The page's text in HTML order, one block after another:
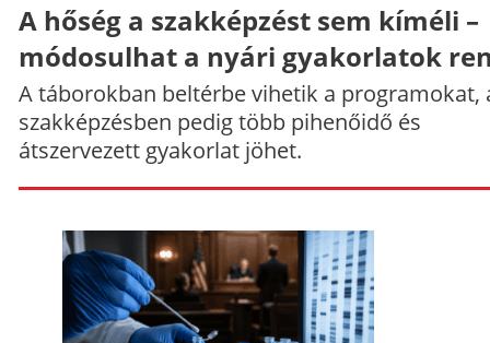
A hőség a szakképzést sem kíméli –
módosulhat a nyári gyakorlatok
A táborokban beltérbe vihetik a programokat,
szakképzésben pedig több pihenőidő és
átszervezett gyakorlat jöhet.